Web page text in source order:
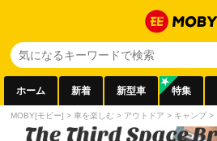
ホーム 新着 新型車 特集
MOBY[モビー] > 車を楽しむ > アウトドア > キャンプ >